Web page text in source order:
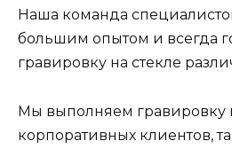
Наша команда
большим опытом и всегда
гравировку на стекле
Мы выполняем гравировку
корпоративных клиентов,